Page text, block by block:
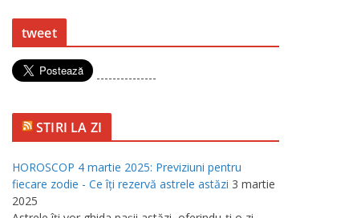
tweet
---------------
STIRI LA ZI
HOROSCOP 4 martie 2025: Previziuni pentru
fiecare zodie - Ce îţi rezervă astrele astăzi 3 martie
2025